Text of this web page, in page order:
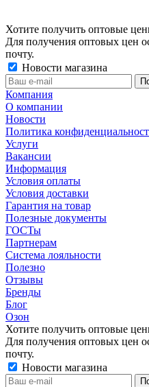
Хотите получить оптовые
Для получения оптовых цен
почту.
Новости магазина
Компания
О компании
Новости
Политика
Услуги
Вакансии
Информация
Условия оплаты
Условия доставки
Гарантия на товар
Полезные документы
ГОСТы
Партнерам
Система лояльности
Полезно
Отзывы
Бренды
Блог
Озон
Хотите получить оптовые
Для получения оптовых цен
почту.
Новости магазина